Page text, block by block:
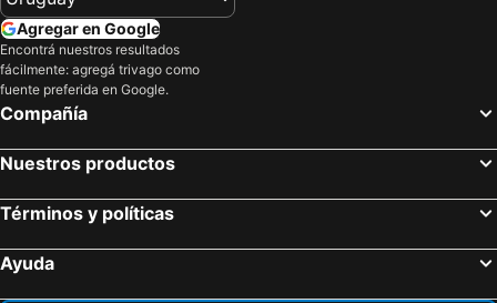
Agregar en Google
Encontrá nuestros resultados
fácilmente: agregá trivago como
fuente preferida en Google.
Compañía
Nuestros productos
Términos y políticas
Ayuda